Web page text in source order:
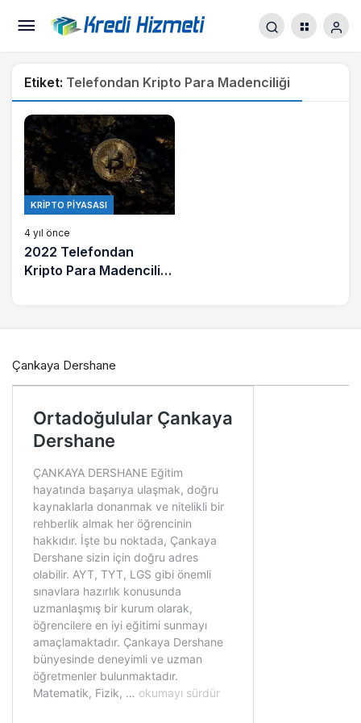
Etiket: Telefondan Kripto Para Madenciliği
KRIPTO PIYASASI
4 yıl önce
2022 Telefondan
Kripto Para Madenciliği
Çankaya Dershane